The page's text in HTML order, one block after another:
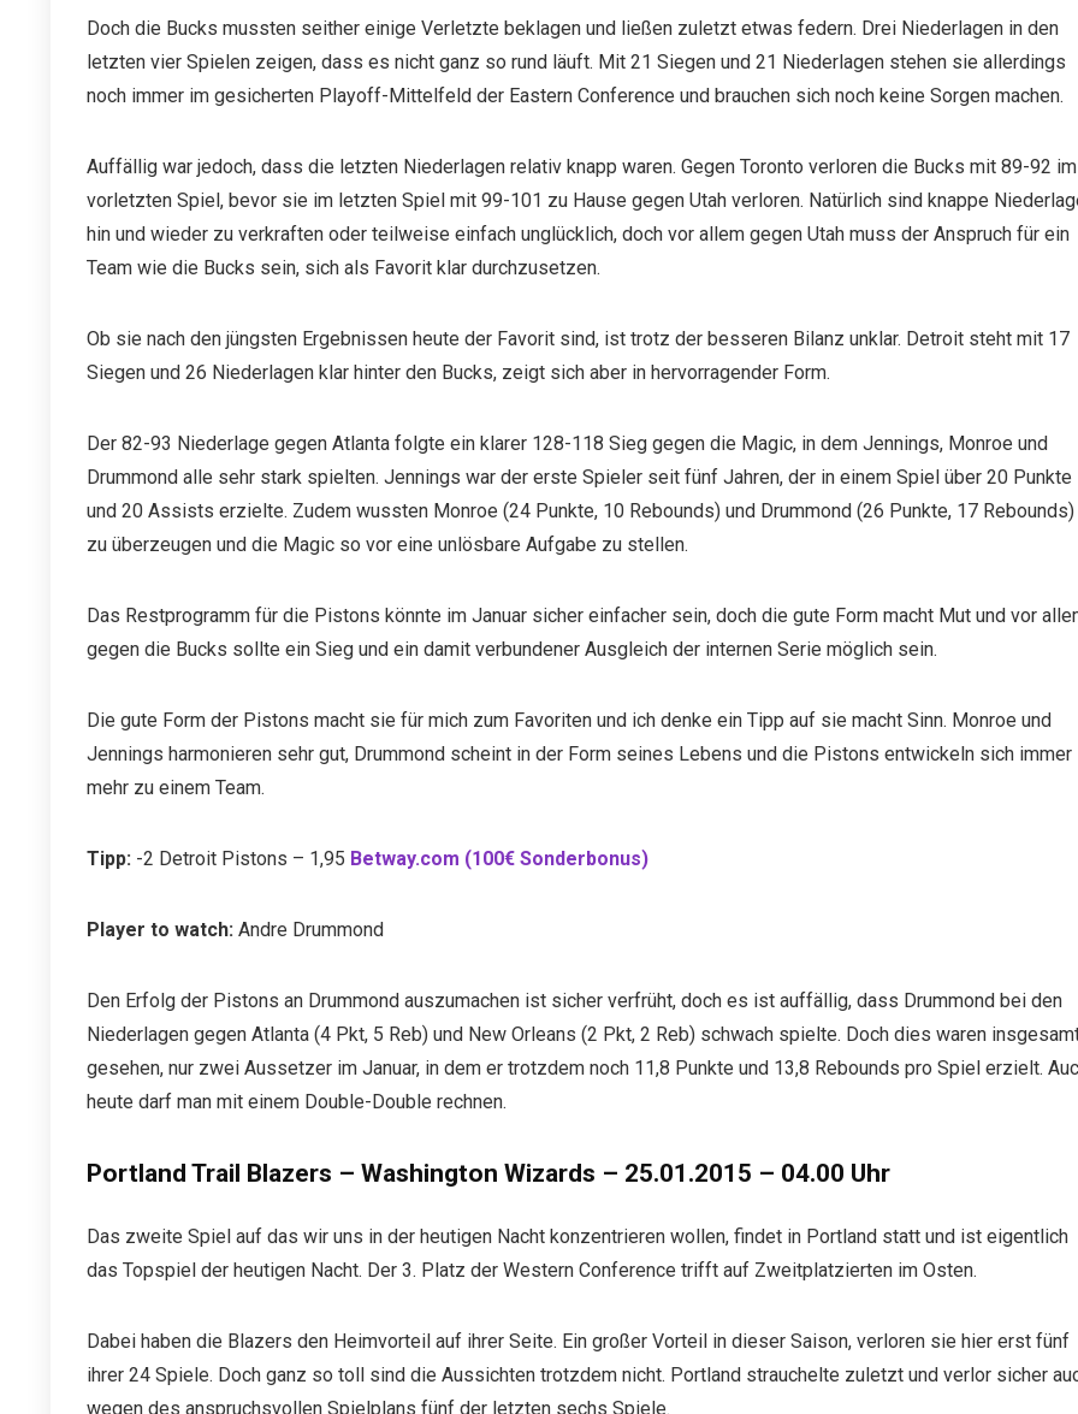
Doch die Bucks mussten seither einige Verletzte beklagen und ließen zuletzt etwas federn. Drei Niederlagen in den
letzten vier Spielen zeigen, dass es nicht ganz so rund läuft. Mit 21 Siegen und 21 Niederlagen stehen sie allerdings
noch immer im gesicherten Playoff-Mittelfeld der Eastern Conference und brauchen sich noch keine Sorgen machen.
Auffällig war jedoch, dass die letzten Niederlagen relativ knapp waren. Gegen Toronto verloren die Bucks mit 89-92 im
vorletzten Spiel, bevor sie im letzten Spiel mit 99-101 zu Hause gegen Utah verloren. Natürlich sind knappe
hin und wieder zu verkraften oder teilweise einfach unglücklich, doch vor allem gegen Utah muss der Anspruch für ein
Team wie die Bucks sein, sich als Favorit klar durchzusetzen.
Ob sie nach den jüngsten Ergebnissen heute der Favorit sind, ist trotz der besseren Bilanz unklar. Detroit steht mit 17
Siegen und 26 Niederlagen klar hinter den Bucks, zeigt sich aber in hervorragender Form.
Der 82-93 Niederlage gegen Atlanta folgte ein klarer 128-118 Sieg gegen die Magic, in dem Jennings, Monroe und
Drummond alle sehr stark spielten. Jennings war der erste Spieler seit fünf Jahren, der in einem Spiel über 20 Punkte
und 20 Assists erzielte. Zudem wussten Monroe (24 Punkte, 10 Rebounds) und Drummond (26 Punkte, 17 Rebounds)
zu überzeugen und die Magic so vor eine unlösbare Aufgabe zu stellen.
Das Restprogramm für die Pistons könnte im Januar sicher einfacher sein, doch die gute Form macht Mut und vor
gegen die Bucks sollte ein Sieg und ein damit verbundener Ausgleich der internen Serie möglich sein.
Die gute Form der Pistons macht sie für mich zum Favoriten und ich denke ein Tipp auf sie macht Sinn. Monroe und
Jennings harmonieren sehr gut, Drummond scheint in der Form seines Lebens und die Pistons entwickeln sich immer
mehr zu einem Team.
Tipp: -2 Detroit Pistons – 1,95 Betway.com (100€ Sonderbonus)
Player to watch: Andre Drummond
Den Erfolg der Pistons an Drummond auszumachen ist sicher verfrüht, doch es ist auffällig, dass Drummond bei den
Niederlagen gegen Atlanta (4 Pkt, 5 Reb) und New Orleans (2 Pkt, 2 Reb) schwach spielte. Doch dies waren
gesehen, nur zwei Aussetzer im Januar, in dem er trotzdem noch 11,8 Punkte und 13,8 Rebounds pro Spiel erzielt.
heute darf man mit einem Double-Double rechnen.
Portland Trail Blazers – Washington Wizards – 25.01.2015 – 04.00 Uhr
Das zweite Spiel auf das wir uns in der heutigen Nacht konzentrieren wollen, findet in Portland statt und ist eigentlich
das Topspiel der heutigen Nacht. Der 3. Platz der Western Conference trifft auf Zweitplatzierten im Osten.
Dabei haben die Blazers den Heimvorteil auf ihrer Seite. Ein großer Vorteil in dieser Saison, verloren sie hier erst fünf
ihrer 24 Spiele. Doch ganz so toll sind die Aussichten trotzdem nicht. Portland strauchelte zuletzt und verlor sicher
wegen des anspruchsvollen Spielplans fünf der letzten sechs Spiele.